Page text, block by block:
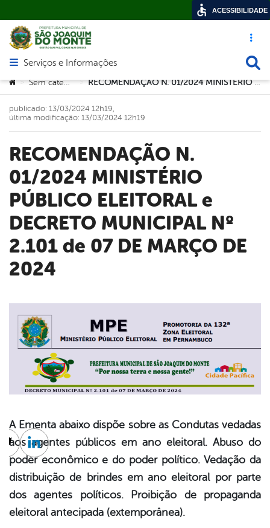
Acesso
Abrir menu principal de navegação
Serviços e Informações
Você está aqui:
> Sem categoria > RECOMENDAÇÃO N. 01/2024 MINISTÉRIO PÚBLICO ELEITORAL e DECRETO MUNICIPAL Nº 2.101 de 07 DE MARÇO DE 2024
RECOMENDAÇÃO N.
01/2024 MINISTÉRIO
PÚBLICO ELEITORAL e
DECRETO MUNICIPAL Nº
2.101 de 07 DE MARÇO DE
2024
publicado: 13/03/2024 12h19,
última modificação: 13/03/2024 12h19
A Ementa abaixo dispõe sobre as Condutas vedadas
aos agentes públicos em ano eleitoral. Abuso do
podereconômico e do poder político. Vedação da
distribuição de brindes em ano eleitoral por parte
dos agentes políticos. Proibição de propaganda
eleitoral antecipada (extemporânea).
TwitterLinkedin
ACESSIBILIDADE